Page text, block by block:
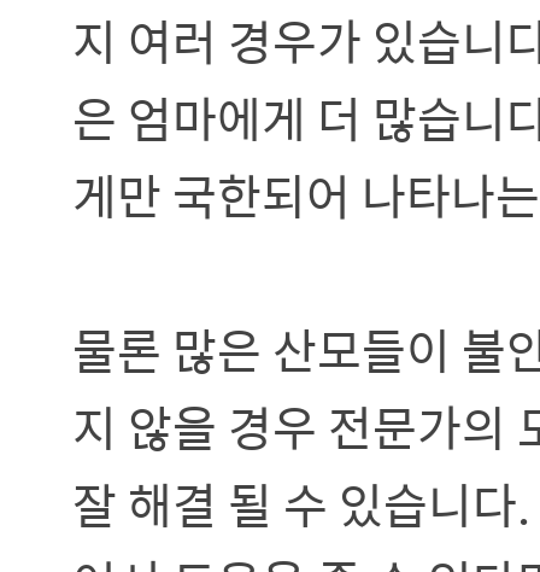
지 여러 경우가 있습니
은 엄마에게 더 많습니
게만 국한되어 나타나
물론 많은 산모들이 불
지 않을 경우 전문가의
잘 해결 될 수 있습니